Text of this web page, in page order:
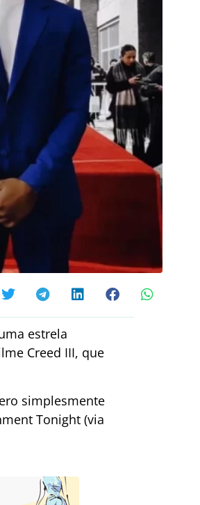
estrela
Creed III, que
simplesmente
Tonight (via